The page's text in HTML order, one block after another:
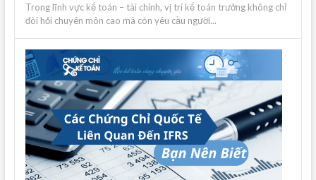
Trong lĩnh vực kế toán – tài chính, vị trí kế toán trưởng không chỉ
đòi hỏi chuyên môn cao mà còn yêu cầu người...